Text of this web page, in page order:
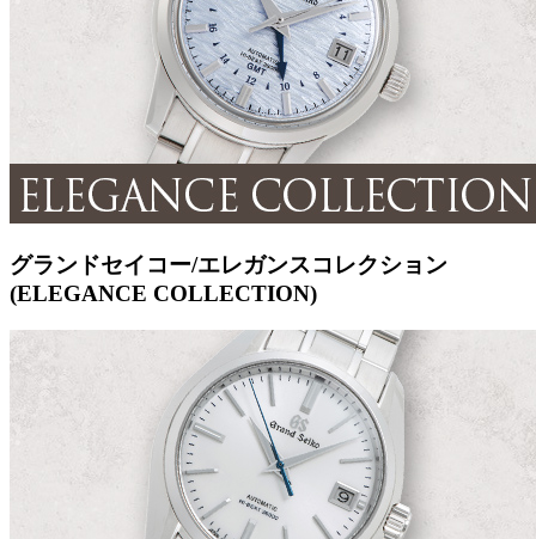
グランドセイコー/エレガンスコレクション
(ELEGANCE COLLECTION)